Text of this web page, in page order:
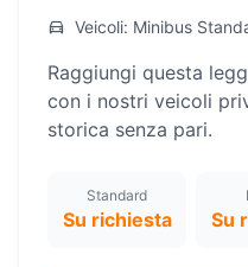
Veicoli: Minibus
Raggiungi questa
con i nostri veicoli
storica senza pari.
Standard
Su richiesta Su